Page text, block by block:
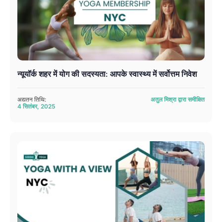
न्यूयॉर्क शहर में योग की सदस्यता: आपके स्वास्थ्य में सर्वोत्तम निवेश
अद्यतन तिथि:
4 सितंबर, 2025
अतुल मिश्रा द्वारा समीक्षित